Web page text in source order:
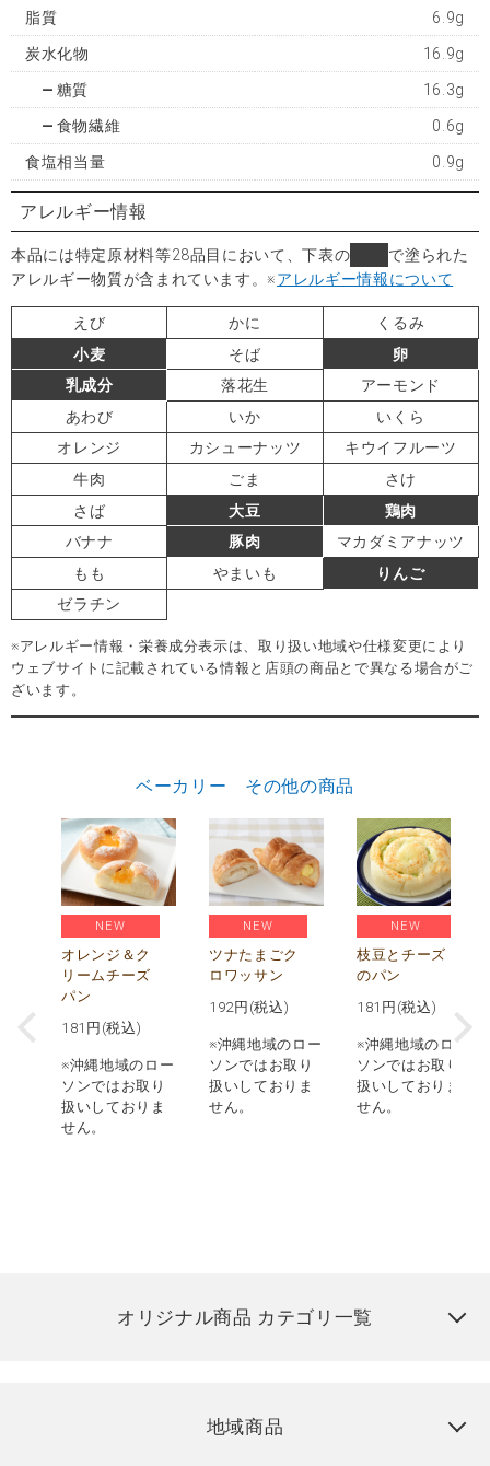
脂質 6.9g
炭水化物 16.9g
糖質 16.3g
食物繊維 0.6g
食塩相当量 0.9g
アレルギー情報
本品には特定原材料等28品目において、下表の
で塗られた
アレルギー物質が含まれています。※アレルギー情報について
えび かに
くるみ
小麦
そば
卵
乳成分
落花生
アーモンド
あわび
いか
いくら
オレンジ
カシューナッツ
キウイフルーツ
牛肉
ごま
さけ
さば
大豆
鶏肉
バナナ
豚肉
マカダミアナッツ
もも
やまいも
りんご
ゼラチン
※アレルギー情報・栄養成分表示は、取り扱い地域や仕様変更により
ウェブサイトに記載されている情報と店頭の商品とで異なる場合がご
ざいます。
ベーカリー その他の商品
NEW
オレンジ＆ク
リームチーズ
パン
181 円(税込)
※沖縄地域のロー
ソンではお取り
扱いしておりま
せん。
NEW
ツナたまごク
ロワッサン
192 円(税込)
※沖縄地域のロー
ソンではお取り
扱いしておりま
せん。
NEW
枝豆とチーズ
のパン
181 円(税込)
※沖縄地域のロー
ソンではお取り
扱いしておりま
せん。
オリジナル商品 カテゴリ一覧
地域商品